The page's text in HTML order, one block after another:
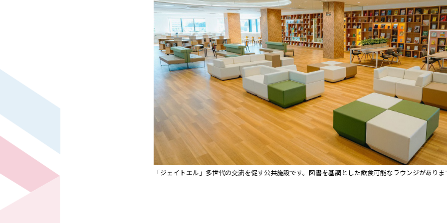
「ジェイトエル」多世代の交流を促す公共施設です。図書を基調とした飲食可能なラウンジがありま